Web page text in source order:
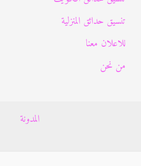
تنسيق حدائق المنزلية
للاعلان معنا
من نحن
المدونة